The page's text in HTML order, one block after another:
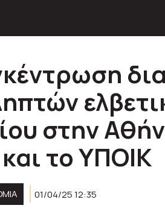
στην
το ΥΠΟΙΚ
01/04/25 12:35